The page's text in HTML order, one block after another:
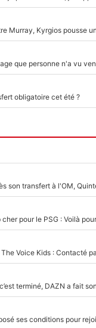
que personne n'a vu
obligatoire cet été ?